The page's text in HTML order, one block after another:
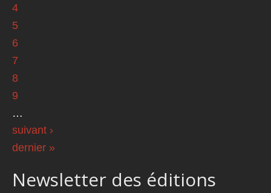
4
5
6
7
8
9
…
suivant ›
dernier »
Newsletter des éditions